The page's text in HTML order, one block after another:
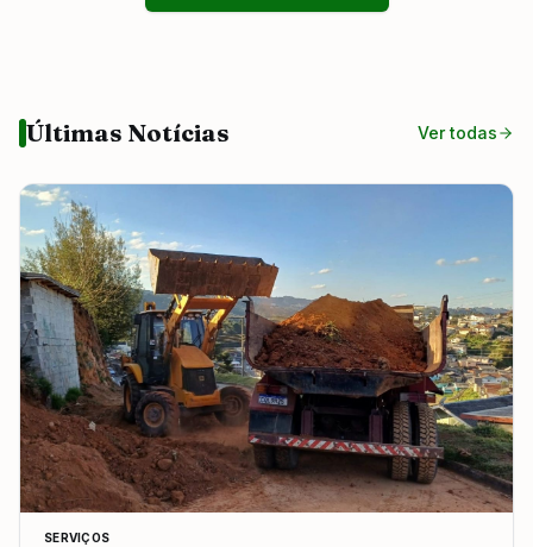
Últimas Notícias Ver todas
SERVIÇOS